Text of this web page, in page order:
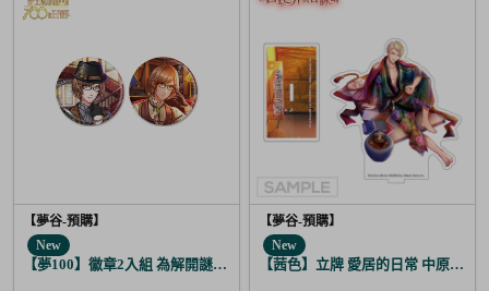
【夢谷-預購】
New
【夢100】徽章2入組 為解開謎題的妳施加愛的魔法 格雷亞姆
【夢谷-預購】
New
【茜色】立牌 愛居的日常 中原中也